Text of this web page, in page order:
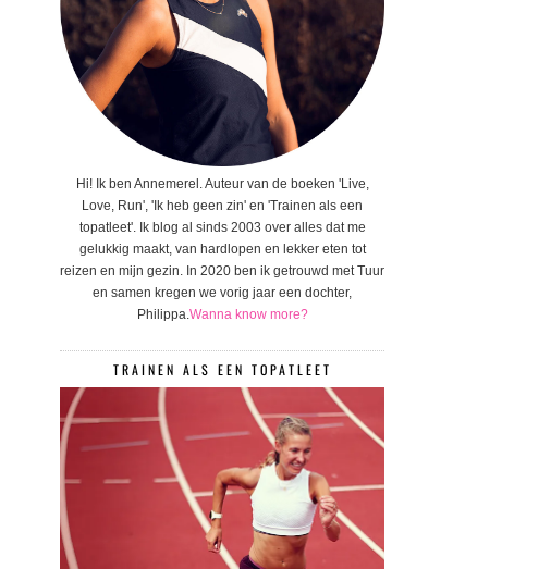
Hi! Ik ben Annemerel. Auteur van de boeken 'Live,
Love, Run', 'Ik heb geen zin' en 'Trainen als een
topatleet'. Ik blog al sinds 2003 over alles dat me
gelukkig maakt, van hardlopen en lekker eten tot
reizen en mijn gezin. In 2020 ben ik getrouwd met Tuur
en samen kregen we vorig jaar een dochter,
Philippa.Wanna know more?
TRAINEN ALS EEN TOPATLEET